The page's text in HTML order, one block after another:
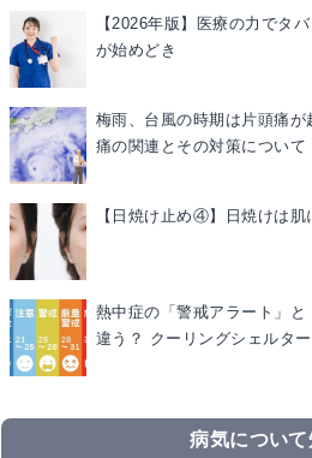
【2026年版】医療の力でタ
が始めどき
梅雨、台風の時期は片頭痛
痛の関連とその対策について
【日焼け止め④】日焼けは肌
熱中症の「警戒アラート」
違う？ クーリングシェルタ
病気について